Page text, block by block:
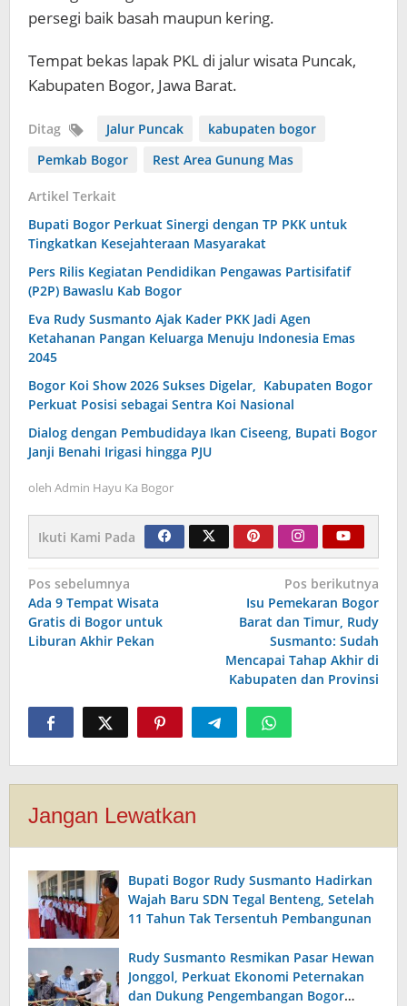
persegi baik basah maupun kering.
Tempat bekas lapak PKL di jalur wisata Puncak,
Kabupaten Bogor, Jawa Barat.
Ditag Jalur Puncak
kabupaten bogor
Pemkab Bogor
Rest Area Gunung Mas
Artikel Terkait
Bupati Bogor Perkuat Sinergi dengan TP PKK untuk
Tingkatkan Kesejahteraan Masyarakat
Pers Rilis Kegiatan Pendidikan Pengawas Partisifatif
(P2P) Bawaslu Kab Bogor
Eva Rudy Susmanto Ajak Kader PKK Jadi Agen
Ketahanan Pangan Keluarga Menuju Indonesia Emas
2045
Bogor Koi Show 2026 Sukses Digelar, Kabupaten Bogor
Perkuat Posisi sebagai Sentra Koi Nasional
Dialog dengan Pembudidaya Ikan Ciseeng, Bupati Bogor
Janji Benahi Irigasi hingga PJU
oleh Admin Hayu Ka Bogor
Ikuti Kami Pada
Navigasi
pos
Pos sebelumnya
Ada 9 Tempat Wisata
Gratis di Bogor untuk
Liburan Akhir Pekan
Pos berikutnya
Isu Pemekaran Bogor
Barat dan Timur, Rudy
Susmanto: Sudah
Mencapai Tahap Akhir di
Kabupaten dan Provinsi
Jangan Lewatkan
Bupati Bogor Rudy Susmanto Hadirkan
Wajah Baru SDN Tegal Benteng, Setelah
11 Tahun Tak Tersentuh Pembangunan
Rudy Susmanto Resmikan Pasar Hewan
Jonggol, Perkuat Ekonomi Peternakan
dan Dukung Pengembangan Bogor